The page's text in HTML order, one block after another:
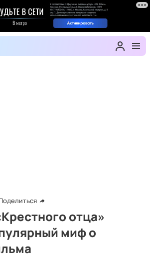
отца»
миф о